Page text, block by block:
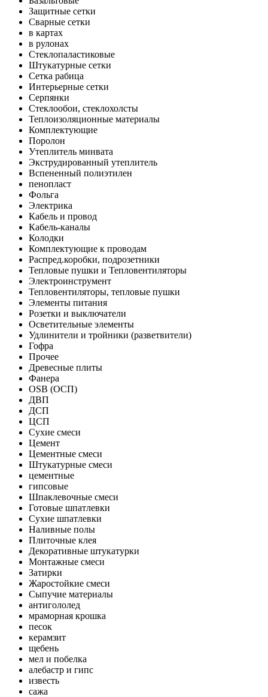
Защитные сетки
Сварные сетки
в картах
в рулонах
Стеклопаластиковые
Штукатурные сетки
Сетка рабица
Интерьерные сетки
Серпянки
Стеклообои, стеклохолсты
Теплоизоляционные материалы
Комплектующие
Поролон
Утеплитель минвата
Экструдированный утеплитель
Вспененный полиэтилен
пенопласт
Фольга
Электрика
Кабель и провод
Кабель-каналы
Колодки
Комплектующие к проводам
Распред.коробки, подрозетники
Тепловые пушки и Тепловентиляторы
Электроинструмент
Тепловентиляторы, тепловые пушки
Элементы питания
Розетки и выключатели
Осветительные элементы
Удлинители и тройники (разветвители)
Гофра
Прочее
Древесные плиты
Фанера
OSB (ОСП)
ДВП
ДСП
ЦСП
Сухие смеси
Цемент
Цементные смеси
Штукатурные смеси
цементные
гипсовые
Шпаклевочные смеси
Готовые шпатлевки
Сухие шпатлевки
Наливные полы
Плиточные клея
Декоративные штукатурки
Монтажные смеси
Затирки
Жаростойкие смеси
Сыпучие материалы
антигололед
мраморная крошка
песок
керамзит
щебень
мел и побелка
алебастр и гипс
известь
сажа